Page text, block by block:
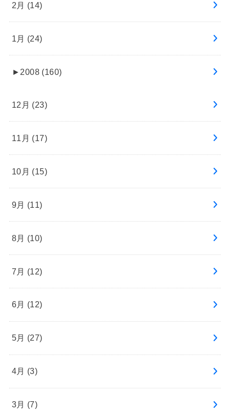
2月 (14)
1月 (24)
► 2008 (160)
12月 (23)
11月 (17)
10月 (15)
9月 (11)
8月 (10)
7月 (12)
6月 (12)
5月 (27)
4月 (3)
3月 (7)